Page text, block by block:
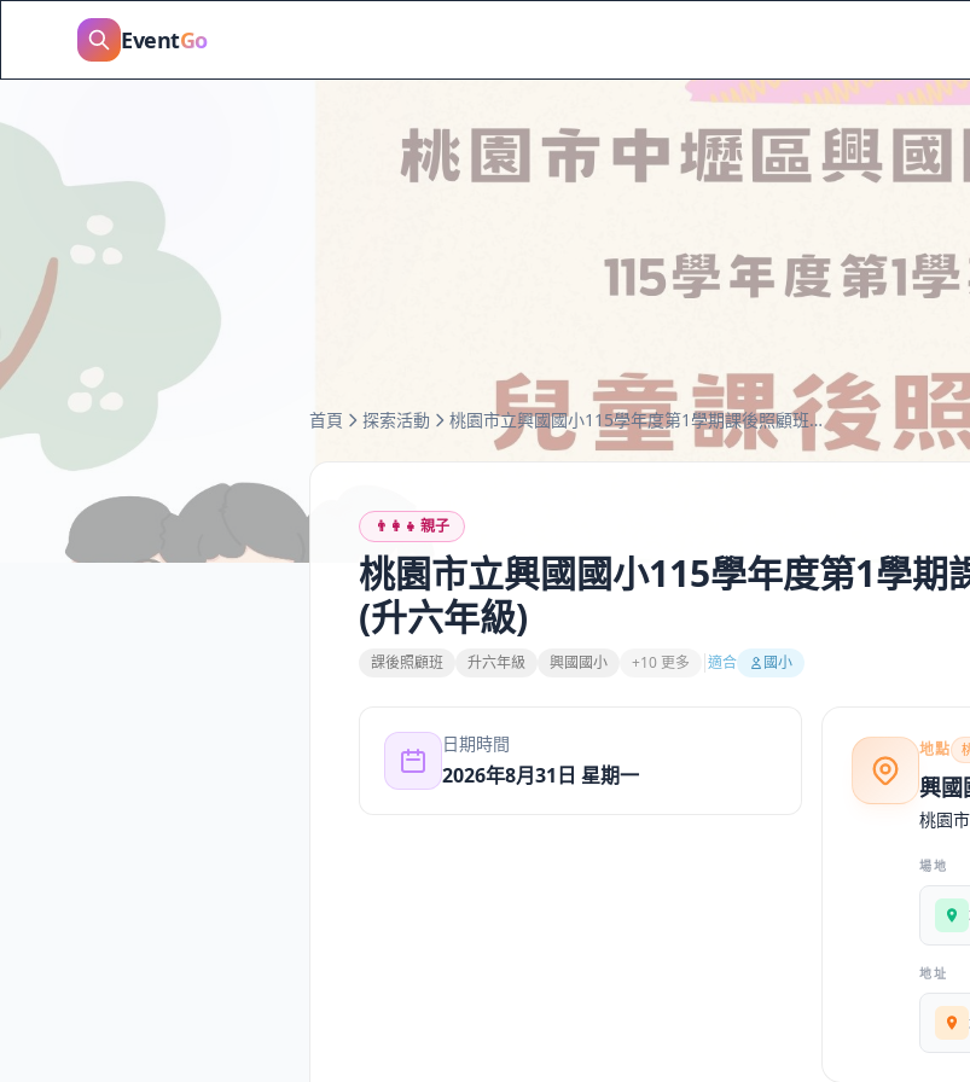
EventGo
首頁 探索活動 桃園市立興國國小115學年度第1學期課後照顧班報名表(升六年級)
👨‍👩‍👧 親子
桃園市立興國國小115學年度第1學期
(升六年級)
課後照顧班 升六年級 興國國小 +10 更多 適合 國小
日期時間
2026年8月31日 星期一
地點
興國
桃園
場地
地址